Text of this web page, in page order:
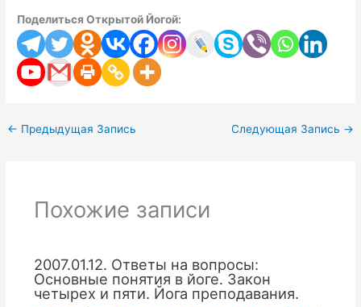
Поделиться Открытой Йогой:
← Предыдущая Запись Следующая Запись →
Похожие записи
2007.01.12. Ответы на вопросы:
Основные понятия в йоге. Закон
четырех и пяти. Йога преподавания.